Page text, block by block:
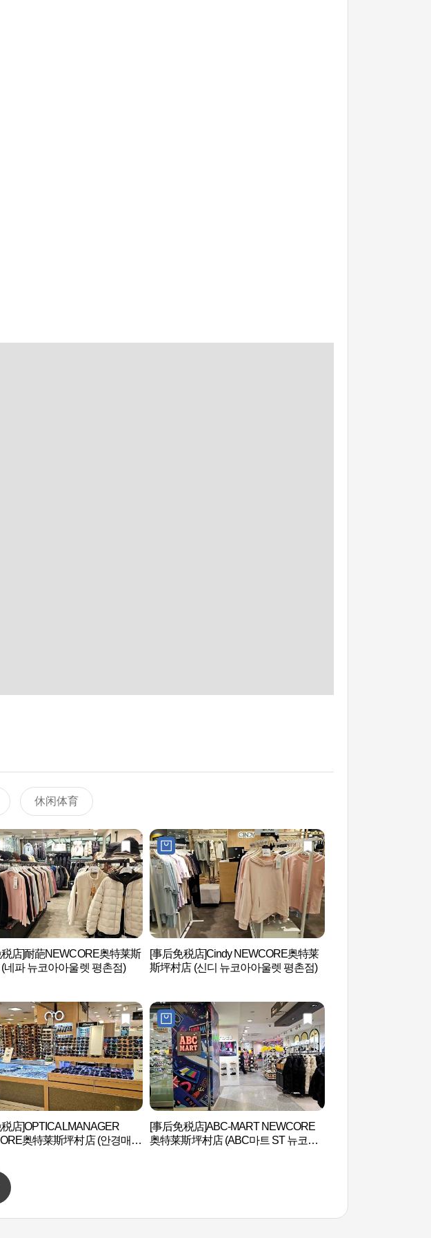
休闲体育
税店]耐葩NEWCORE奥特莱斯
네파 뉴코아아울렛 평촌점)
[事后免税店]Cindy NEWCORE奥特莱
斯坪村店 (신디 뉴코아아울렛 평촌점)
税店]OPTICALMANAGER
奥特莱斯坪村店 (안경매니
[事后免税店]ABC-MART NEWCORE
奥特莱斯坪村店 (ABC마트 ST 뉴코아